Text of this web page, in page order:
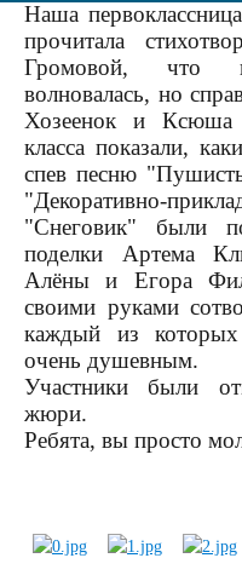
Наша
прочитала
Громовой, что
волновалась, но
Хозеенок и Ксюша
класса показали,
спев песню
"Декоративно-
"Снеговик" были
поделки Артема
Алёны и Егора
своими руками
каждый из
очень душевным.
Участники были
жюри.
Ребята, вы просто